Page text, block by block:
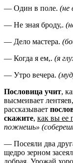
— Один в поле. (не
— Не зная броду,.
— Дело мастера.
— Когда я ем,. (я
— Утро вечера.
Пословица учит,
высмеивает
рассказывает
скажите, как вы ее
пожнешь»
— Посеяли два
щедро зерном